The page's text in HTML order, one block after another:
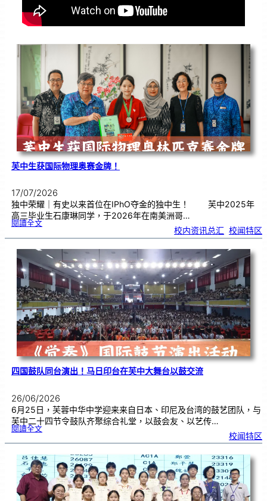
芙中生获国际物理奥赛金牌！
17/07/2026
独中荣耀｜有史以来首位在IPhO夺金的独中生！ 芙中2025年
高三毕业生石康琳同学，于2026年在南美洲哥…
閱讀全文:芙
获
际
物
理
赛
金
牌
！
校内资讯总汇 校闻特区
四国鼓队同台演出！马日印台在芙中大舞台以鼓交流
26/06/2026
6月25日，芙蓉中华中学迎来来自日本、印尼及台湾的鼓艺团队，与
芙中二十四节令鼓队齐聚综合礼堂，以鼓会友、以艺传…
閱讀全文:四
队
台
演
出
！
马
日
印
台
在
芙
中
大
校闻特区